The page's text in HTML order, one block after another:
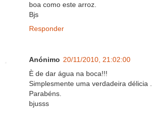
boa como este arroz.
Bjs
Responder
Anónimo 20/11/2010, 21:02:00
È de dar água na boca!!!
Simplesmente uma verdadeira délicia .
Parabéns.
bjusss